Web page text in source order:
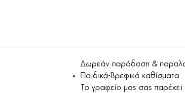
Δωρεάν παράδοση &
Παιδικά-Βρεφικά καθίσματα
Το γραφείο μας σας παρέχει